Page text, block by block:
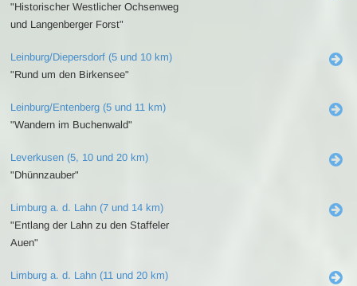
"Historischer Westlicher Ochsenweg
und Langenberger Forst"
Leinburg/Diepersdorf (5 und 10 km)
"Rund um den Birkensee"
Leinburg/Entenberg (5 und 11 km)
"Wandern im Buchenwald"
Leverkusen (5, 10 und 20 km)
"Dhünnzauber"
Limburg a. d. Lahn (7 und 14 km)
"Entlang der Lahn zu den Staffeler
Auen"
Limburg a. d. Lahn (11 und 20 km)